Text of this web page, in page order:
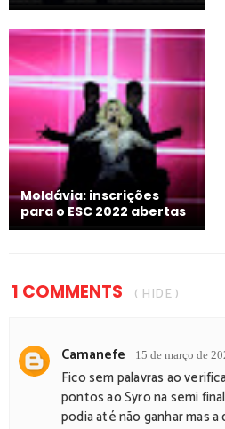
Moldávia: inscrições
para o ESC 2022 abertas
1 COMMENTS ( HIDE )
Camanefe 15 de março de
Fico sem palavras ao
pontos ao Syro na semi
podia até não ganhar mas